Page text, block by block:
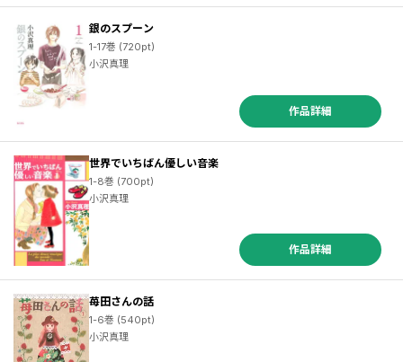
銀のスプーン
1-17巻 (720pt)
小沢真理
作品詳細
世界でいちばん優しい音楽
1-8巻 (700pt)
小沢真理
作品詳細
苺田さんの話
1-6巻 (540pt)
小沢真理